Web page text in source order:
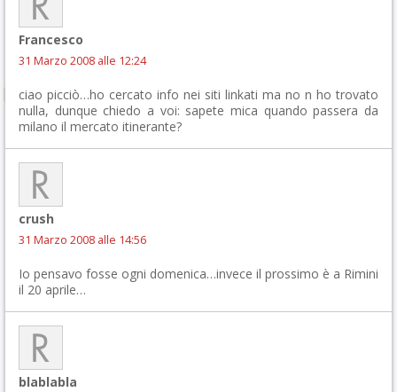
Francesco
31 Marzo 2008 alle 12:24
ciao picciò…ho cercato info nei siti linkati ma no n ho trovato
nulla, dunque chiedo a voi: sapete mica quando passera da
milano il mercato itinerante?
crush
31 Marzo 2008 alle 14:56
Io pensavo fosse ogni domenica…invece il prossimo è a Rimini
il 20 aprile…
blablabla